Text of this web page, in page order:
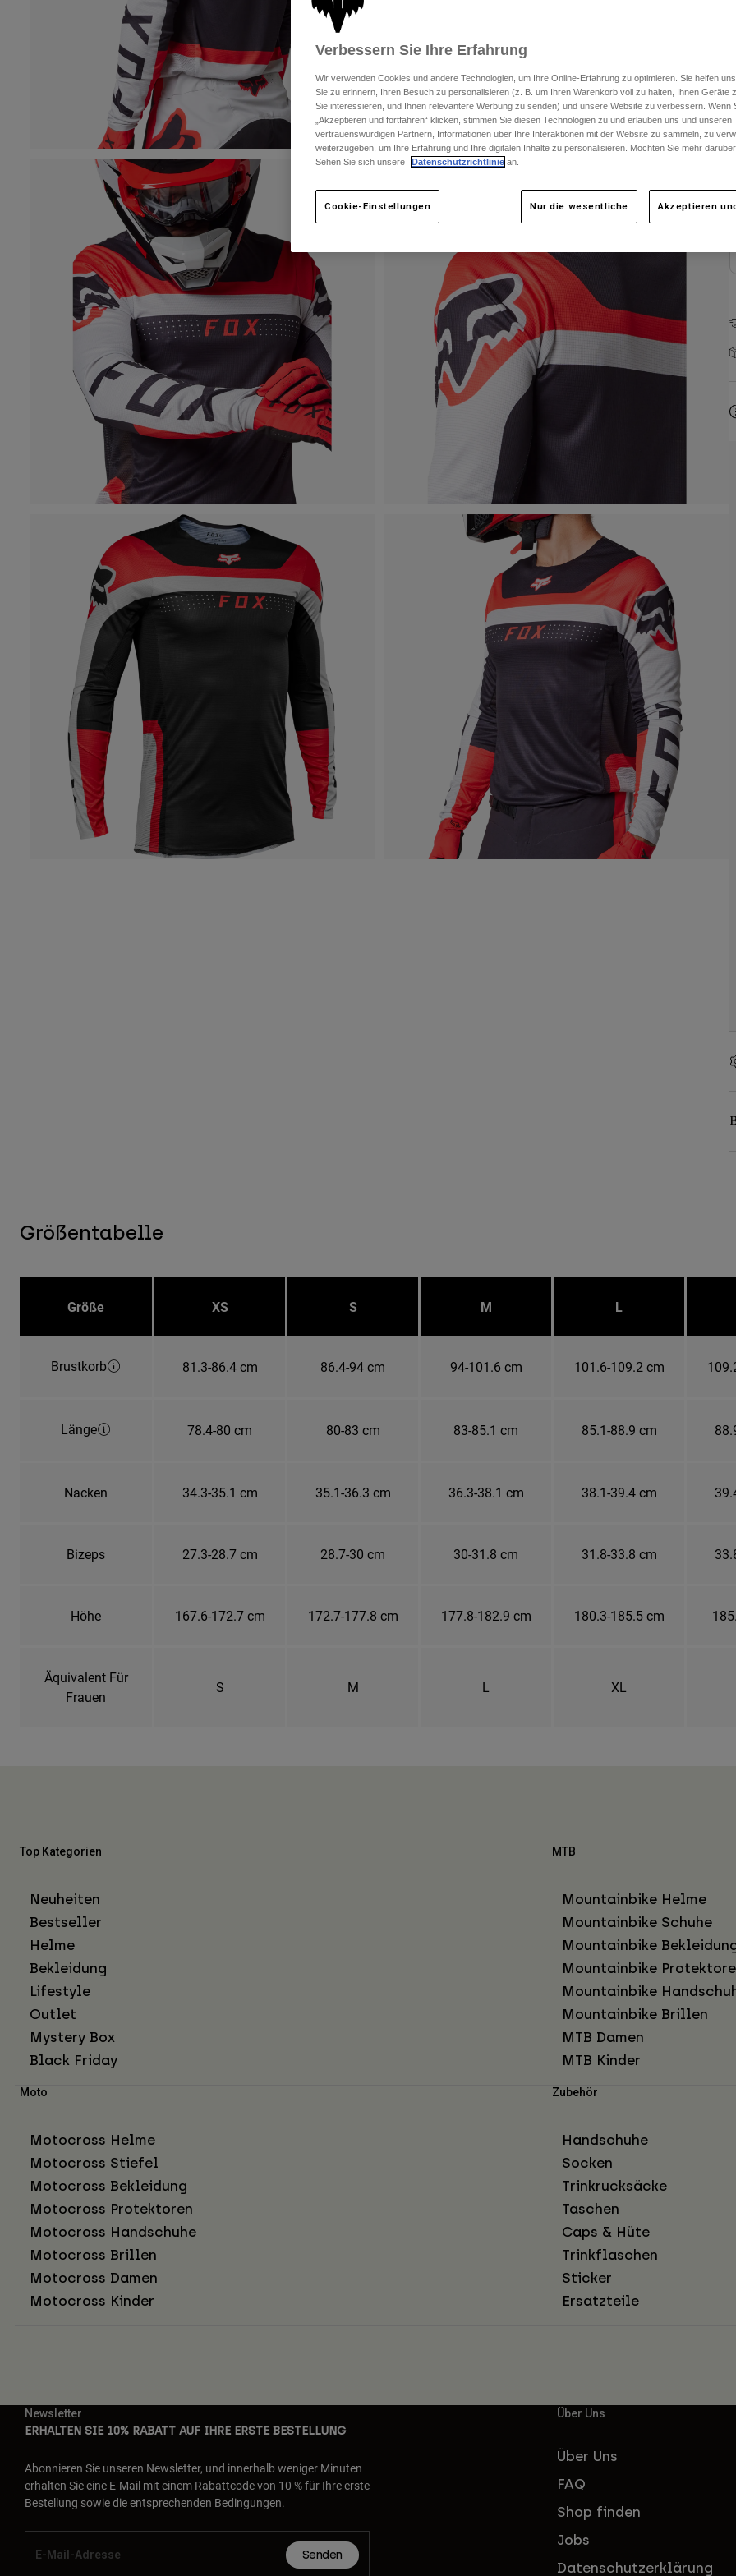
Größentabelle
Größe XS S M L
Brustkorb 81.3-86.4 cm 86.4-94 cm 94-101.6 cm 101.6-109.2 cm
Länge 78.4-80 cm 80-83 cm 83-85.1 cm 85.1-88.9 cm
Nacken 34.3-35.1 cm 35.1-36.3 cm 36.3-38.1 cm 38.1-39.4 cm
Bizeps 27.3-28.7 cm 28.7-30 cm 30-31.8 cm 31.8-33.8 cm
Höhe 167.6-172.7 cm 172.7-177.8 cm 177.8-182.9 cm 180.3-185.5 cm
Äquivalent Für
Frauen
S M L XL
Top Kategorien
Neuheiten
Bestseller
Helme
Bekleidung
Lifestyle
Outlet
Mystery Box
Black Friday
MTB
Mountainbike Helme
Mountainbike Schuhe
Mountainbike
Mountainbike
Mountainbike
Mountainbike Brillen
MTB Damen
MTB Kinder
Moto
Motocross Helme
Motocross Stiefel
Motocross Bekleidung
Motocross Protektoren
Motocross Handschuhe
Motocross Brillen
Motocross Damen
Motocross Kinder
Zubehör
Handschuhe
Socken
Trinkrucksäcke
Taschen
Caps & Hüte
Trinkflaschen
Sticker
Ersatzteile
Newsletter
ERHALTEN SIE 10% RABATT AUF IHRE ERSTE BESTELLUNG
Abonnieren Sie unseren Newsletter, und innerhalb weniger Minuten
erhalten Sie eine E-Mail mit einem Rabattcode von 10 % für Ihre erste
Bestellung sowie die entsprechenden Bedingungen.
Senden
Über Uns
Über Uns
FAQ
Shop finden
Jobs
Datenschutzerklärung
Verbessern Sie Ihre Erfahrung
Wir verwenden Cookies und andere Technologien, um Ihre Online-Erfahrung zu optimieren. Sie helfen
Sie zu erinnern, Ihren Besuch zu personalisieren (z. B. um Ihren Warenkorb voll zu halten, Ihnen Geräte
Sie interessieren, und Ihnen relevantere Werbung zu senden) und unsere Website zu verbessern. Wenn
„Akzeptieren und fortfahren“ klicken, stimmen Sie diesen Technologien zu und erlauben uns und unseren
vertrauenswürdigen Partnern, Informationen über Ihre Interaktionen mit der Website zu sammeln, zu
weiterzugeben, um Ihre Erfahrung und Ihre digitalen Inhalte zu personalisieren. Möchten Sie mehr
Sehen Sie sich unsere
Datenschutzrichtlinie an.
Cookie-Einstellungen Nur die wesentliche Akzeptieren